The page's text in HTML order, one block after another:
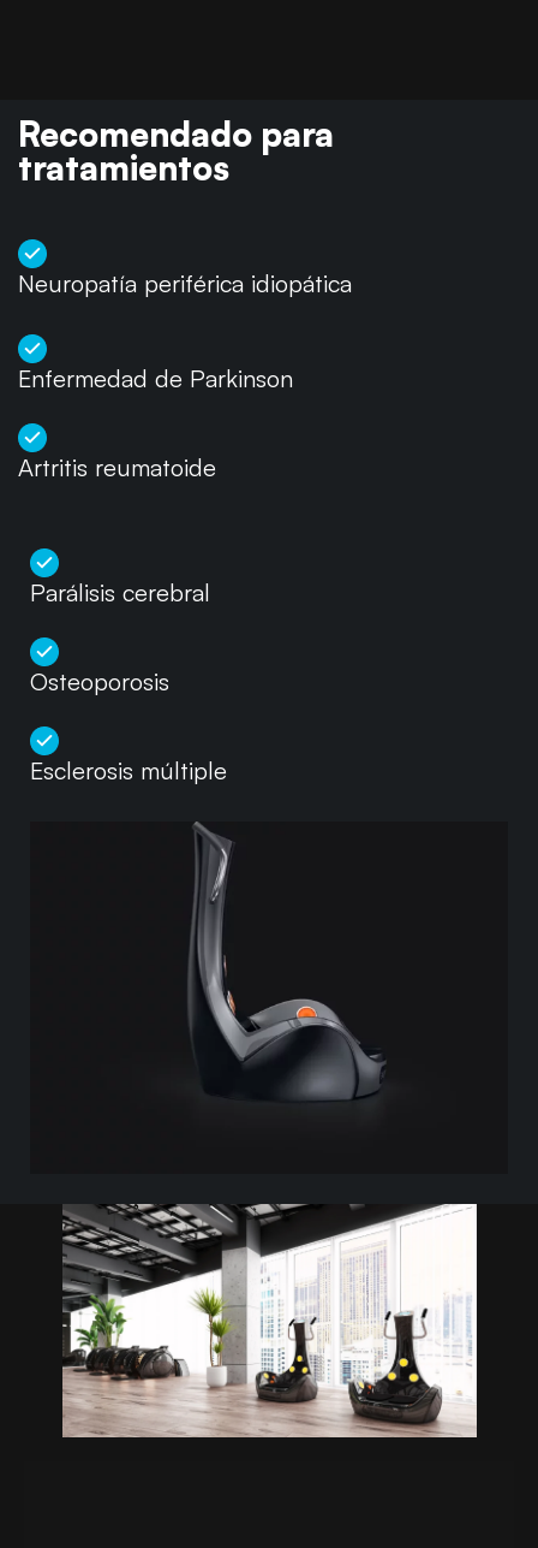
Recomendado para
tratamientos
Neuropatía periférica idiopática
Enfermedad de Parkinson
Artritis reumatoide
Parálisis cerebral
Osteoporosis
Esclerosis múltiple